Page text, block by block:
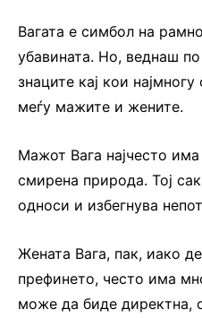
Вагата е симбол на
убавината. Но, веднаш
знаците кај кои
меѓу мажите и жените.
Мажот Вага најчесто
смирена природа. Тој
односи и избегнува
Жената Вага, пак, иако
префинето, често има
може да биде директна,